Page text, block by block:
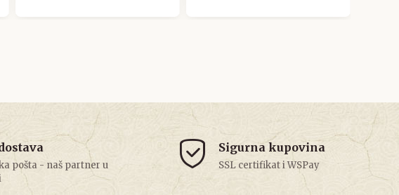
pošta - naš partner u
Sigurna kupovina
SSL certifikat i WSPay